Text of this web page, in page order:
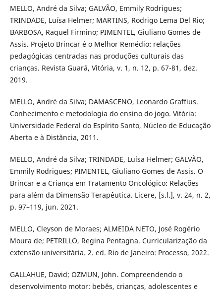
MELLO, André da Silva; GALVÃO, Emmily Rodrigues;
TRINDADE, Luísa Helmer; MARTINS, Rodrigo Lema Del Rio;
BARBOSA, Raquel Firmino; PIMENTEL, Giuliano Gomes de
Assis. Projeto Brincar é o Melhor Remédio: relações
pedagógicas centradas nas produções culturais das
crianças. Revista Guará, Vitória, v. 1, n. 12, p. 67-81, dez.
2019.
MELLO, André da Silva; DAMASCENO, Leonardo Graffius.
Conhecimento e metodologia do ensino do jogo. Vitória:
Universidade Federal do Espírito Santo, Núcleo de Educação
Aberta e à Distância, 2011.
MELLO, André da Silva; TRINDADE, Luísa Helmer; GALVÃO,
Emmily Rodrigues; PIMENTEL, Giuliano Gomes de Assis. O
Brincar e a Criança em Tratamento Oncológico: Relações
para além da Dimensão Terapêutica. Licere, [s.l.], v. 24, n. 2,
p. 97–119, jun. 2021.
MELLO, Cleyson de Moraes; ALMEIDA NETO, José Rogério
Moura de; PETRILLO, Regina Pentagna. Curricularização da
extensão universitária. 2. ed. Rio de Janeiro: Processo, 2022.
GALLAHUE, David; OZMUN, John. Compreendendo o
desenvolvimento motor: bebês, crianças, adolescentes e